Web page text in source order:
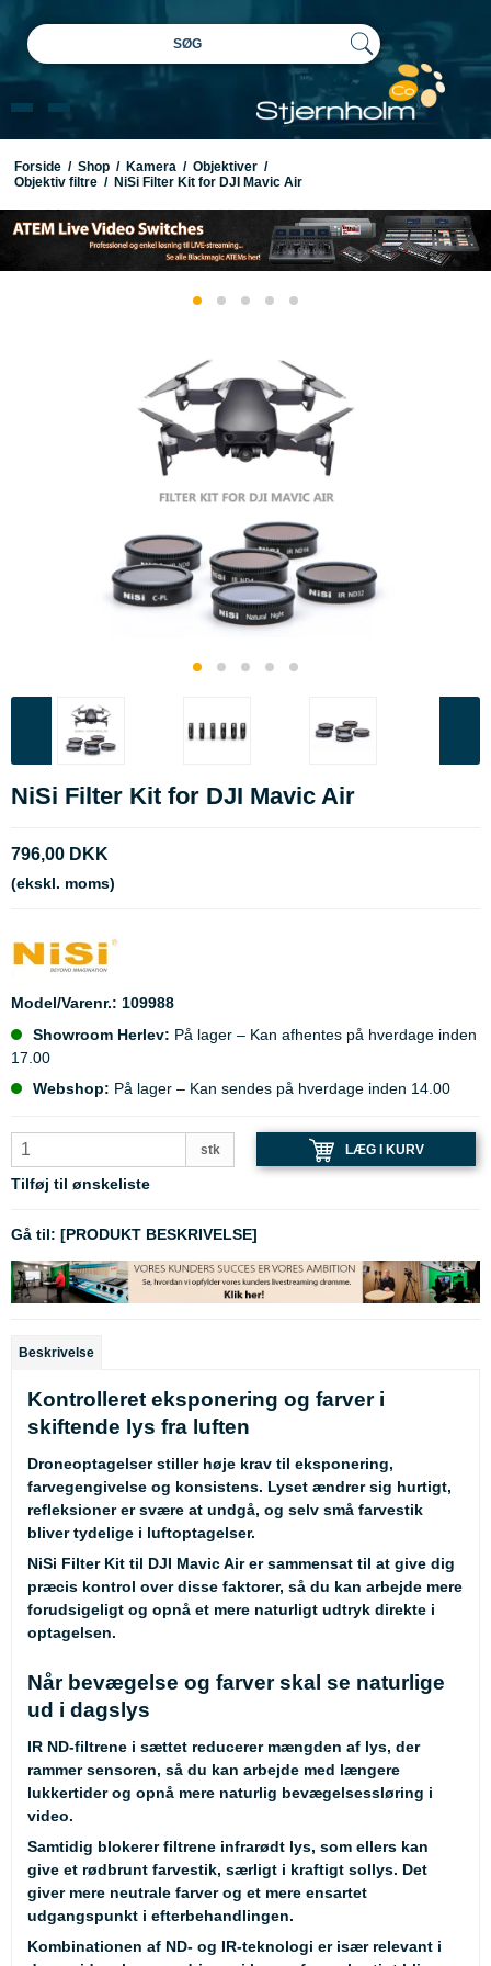
SØG
Forside / Shop / Kamera / Objektiver /
Objektiv filtre / NiSi Filter Kit for DJI Mavic Air
NiSi Filter Kit for DJI Mavic Air
796,00 DKK
(ekskl. moms)
Model/Varenr.: 109988
Showroom Herlev: På lager – Kan afhentes på hverdage inden
17.00
Webshop: På lager – Kan sendes på hverdage inden 14.00
stk LÆG I KURV
Tilføj til ønskeliste
Gå til: [PRODUKT BESKRIVELSE]
Beskrivelse
Kontrolleret eksponering og farver i
skiftende lys fra luften
Droneoptagelser stiller høje krav til eksponering,
farvegengivelse og konsistens. Lyset ændrer sig hurtigt,
refleksioner er svære at undgå, og selv små farvestik
bliver tydelige i luftoptagelser.
NiSi Filter Kit til DJI Mavic Air er sammensat til at give dig
præcis kontrol over disse faktorer, så du kan arbejde mere
forudsigeligt og opnå et mere naturligt udtryk direkte i
optagelsen.
Når bevægelse og farver skal se naturlige
ud i dagslys
IR ND-filtrene i sættet reducerer mængden af lys, der
rammer sensoren, så du kan arbejde med længere
lukkertider og opnå mere naturlig bevægelsessløring i
video.
Samtidig blokerer filtrene infrarødt lys, som ellers kan
give et rødbrunt farvestik, særligt i kraftigt sollys. Det
giver mere neutrale farver og et mere ensartet
udgangspunkt i efterbehandlingen.
Kombinationen af ND- og IR-teknologi er især relevant i